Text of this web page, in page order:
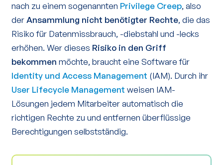
nach zu einem sogenannten Privilege Creep, also
der Ansammlung nicht benötigter Rechte, die das
Risiko für Datenmissbrauch, -diebstahl und -lecks
erhöhen. Wer dieses Risiko in den Griff
bekommen möchte, braucht eine Software für
Identity und Access Management (IAM). Durch ihr
User Lifecycle Management weisen IAM-
Lösungen jedem Mitarbeiter automatisch die
richtigen Rechte zu und entfernen überflüssige
Berechtigungen selbstständig.